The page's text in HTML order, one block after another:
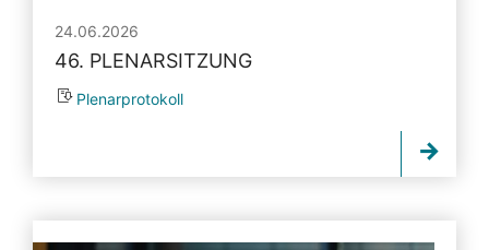
24.06.2026
46. PLENARSITZUNG
Plenarprotokoll